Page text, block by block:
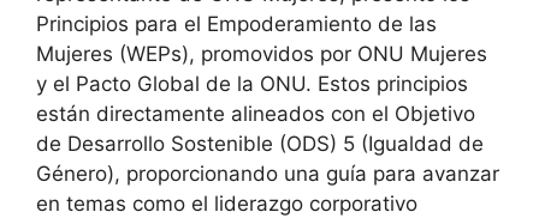
Principios para el Empoderamiento de las
Mujeres (WEPs), promovidos por ONU Mujeres
y el Pacto Global de la ONU. Estos principios
están directamente alineados con el Objetivo
de Desarrollo Sostenible (ODS) 5 (Igualdad de
Género), proporcionando una guía para avanzar
en temas como el liderazgo corporativo